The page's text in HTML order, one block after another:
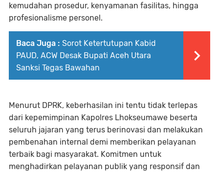
kemudahan prosedur, kenyamanan fasilitas, hingga
profesionalisme personel.
Baca Juga : Sorot Ketertutupan Kabid
PAUD, ACW Desak Bupati Aceh Utara
Sanksi Tegas Bawahan
Menurut DPRK, keberhasilan ini tentu tidak terlepas
dari kepemimpinan Kapolres Lhokseumawe beserta
seluruh jajaran yang terus berinovasi dan melakukan
pembenahan internal demi memberikan pelayanan
terbaik bagi masyarakat. Komitmen untuk
menghadirkan pelayanan publik yang responsif dan